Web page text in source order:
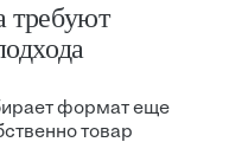
требуют
формат еще
товар